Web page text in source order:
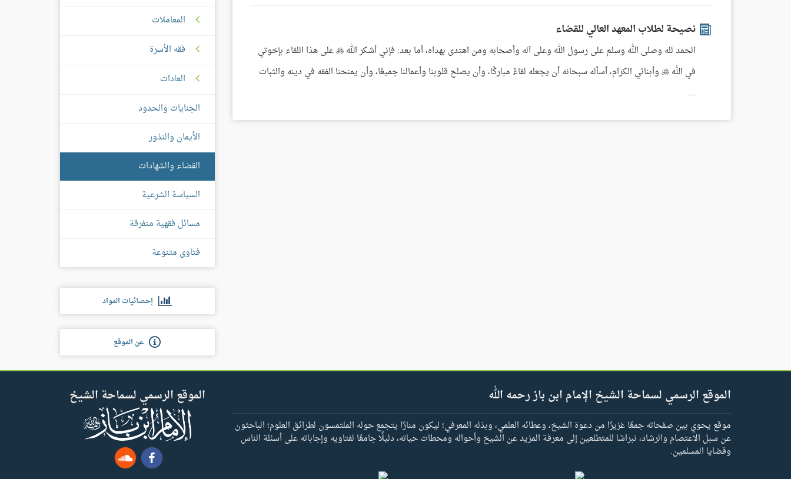
نصيحة لطلاب المعهد العالي للقضاء
الحمد لله وصلى الله وسلم على رسول الله وعلى آله وأصحابه ومن اهتدى بهداه، أما بعد: فإني أشكر الله  على هذا اللقاء بإخوتي
في الله  وأبنائي الكرام، أسأله سبحانه أن يجعله لقاءً مباركًا، وأن يصلح قلوبنا وأعمالنا جميعًا، وأن يمنحنا الفقه في دينه والثبات
...
المعاملات
فقه الأسرة
العادات
الجنايات والحدود
الأيمان والنذور
القضاء والشهادات
السياسة الشرعية
مسائل فقهية متفرقة
فتاوى متنوعة
إحصائيات المواد
عن الموقع
الموقع الرسمي لسماحة الشيخ الإمام ابن باز رحمه الله
موقع يحوي بين صفحاته جمعًا غزيرًا من دعوة الشيخ، وعطائه العلمي، وبذله المعرفي؛ ليكون منارًا يتجمع حوله الملتمسون لطرائق العلوم؛ الباحثون
عن سبل الاعتصام والرشاد، نبراسًا للمتطلعين إلى معرفة المزيد عن الشيخ وأحواله ومحطات حياته، دليلًا جامعًا لفتاويه وإجاباته على أسئلة الناس
وقضايا المسلمين.
الموقع الرسمي لسماحة الشيخ